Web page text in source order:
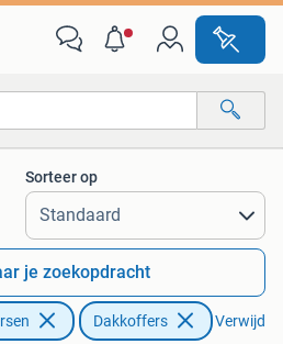
afstanden…
Sorteer op
je zoekopdracht
Dakkoffers Verwijder